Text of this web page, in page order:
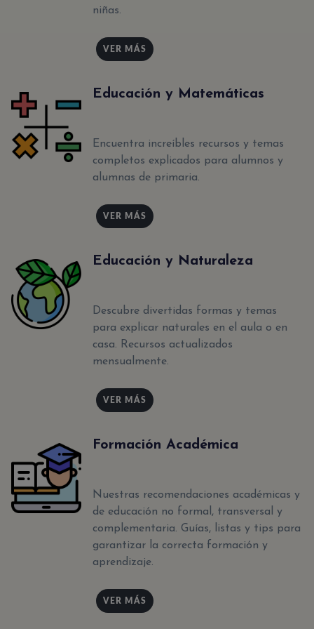
niñas.
VER MÁS
Educación y Matemáticas
Encuentra increíbles recursos y temas
completos explicados para alumnos y
alumnas de primaria.
VER MÁS
Educación y Naturaleza
Descubre divertidas formas y temas
para explicar naturales en el aula o en
casa. Recursos actualizados
mensualmente.
VER MÁS
Formación Académica
Nuestras recomendaciones académicas y
de educación no formal, transversal y
complementaria. Guías, listas y tips para
garantizar la correcta formación y
aprendizaje.
VER MÁS